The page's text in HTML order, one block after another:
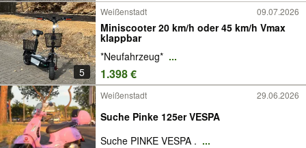
5
Weißenstadt 09.07.2026
Miniscooter 20 km/h oder 45 km/h Vmax
klappbar
*Neufahrzeug* ...
1.398 €
Weißenstadt 29.06.2026
Suche Pinke 125er VESPA
Suche PINKE VESPA . ...